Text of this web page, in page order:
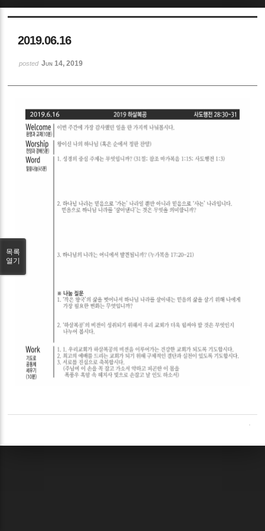
2019.06.16
posted Jun 14, 2019
목록
열기
Sketchbook5, 스케치북5
Sketchbook5, 스케치북5